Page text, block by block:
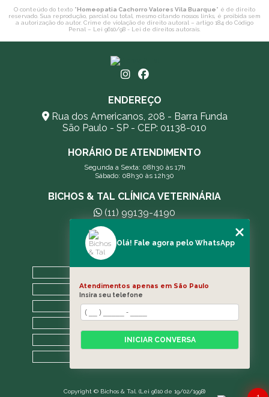
O conteúdo do texto "Homeopatia Cachorro Valores Vila Buarque" é de direito
reservado. Sua reprodução, parcial ou total, mesmo citando nossos links, é proibida sem
a autorização do autor. Crime de violação de direito autoral – artigo 184 do Código
Penal – Lei 9610/98 - Lei de direitos autorais.
ENDEREÇO
Rua dos Americanos, 208 - Barra Funda
São Paulo - SP - CEP: 01138-010
HORÁRIO DE ATENDIMENTO
Segunda a Sexta: 08h30 às 17h
Sábado: 08h30 às 12h30
BICHOS & TAL CLÍNICA VETERINÁRIA
(11) 99139-4190
andreleecitti5@gmail.com
A CLÍNICA
BLOG
CONTATO
CATEGORIAS
Copyright © Bichos & Tal. (Lei 9610 de 19/02/1998)
Olá! Fale agora pelo WhatsApp
Atendimentos apenas em São Paulo
Insira seu telefone
INICIAR CONVERSA